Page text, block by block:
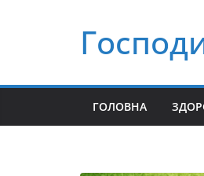
ГОЛОВНА